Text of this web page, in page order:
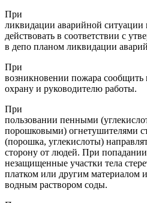
При
ликвидации аварийной ситуации
действовать в соответствии с
в депо планом ликвидации
При
возникновении пожара
охрану и руководителю работы.
При
пользовании пенными
порошковыми) огнетушителями
(порошка, углекислоты)
сторону от людей. При
незащищенные участки тела
платком или другим материалом
водным раствором соды.